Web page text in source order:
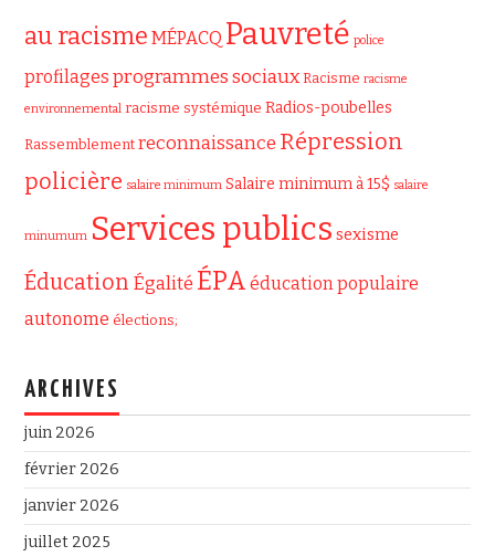
au racisme MÉPACQ Pauvreté police
profilages programmes sociaux Racisme racisme
environnemental racisme systémique Radios-poubelles
Rassemblement reconnaissance Répression
policière salaire minimum Salaire minimum à 15$ salaire
minumum Services publics sexisme
Éducation Égalité ÉPA éducation populaire
autonome élections;
ARCHIVES
juin 2026
février 2026
janvier 2026
juillet 2025